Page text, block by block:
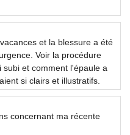
et la blessure a été
Voir la procédure
et comment l'épaule a
si clairs et illustratifs.
concernant ma récente